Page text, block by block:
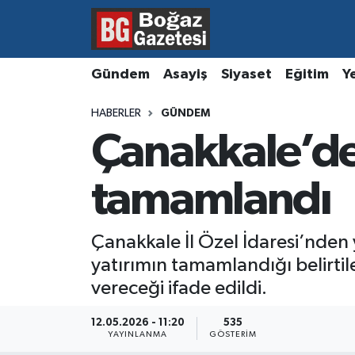
Gündem Asayiş Siyaset Eğitim
HABERLER GÜNDEM
tamamlandı
Çanakkale İl Özel
yatırımın tamamlandığı
vereceği ifade edildi.
12.05.2026 - 11:20
YAYINLANMA
535
GÖSTERIM
Asayiş
Ekonomi
Gündem
Magazin
Hava Durumu
Süper Lig Puan Durumu ve Fikstür
Tüm Manşetler
Haber Arşivi